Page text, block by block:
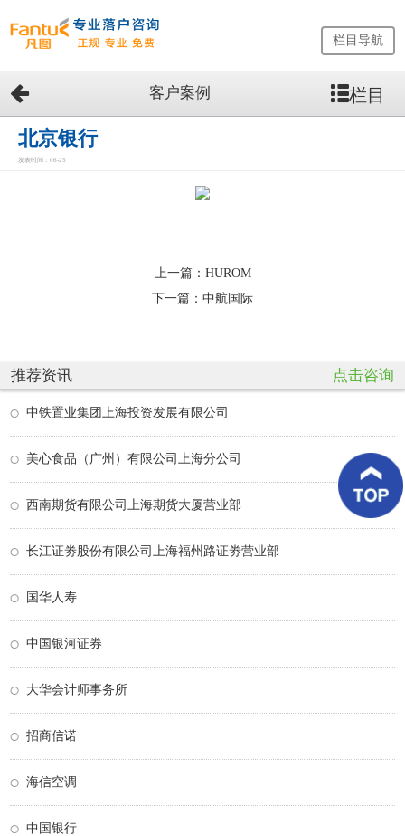
网
站
首
页
势
客
户
案
例
客
户
好
评
新
闻
资
讯
联
系
我
们
栏目导航
客户案例 栏目
北京银行
发表时间：06-25
上一篇： HUROM
下一篇： 中航国际
推荐资讯 点击咨询
中铁置业集团上海投资发展有限公司
美心食品（广州）有限公司上海分公司
西南期货有限公司上海期货大厦营业部
长江证劵股份有限公司上海福州路证劵营业部
国华人寿
中国银河证券
大华会计师事务所
招商信诺
海信空调
中国银行